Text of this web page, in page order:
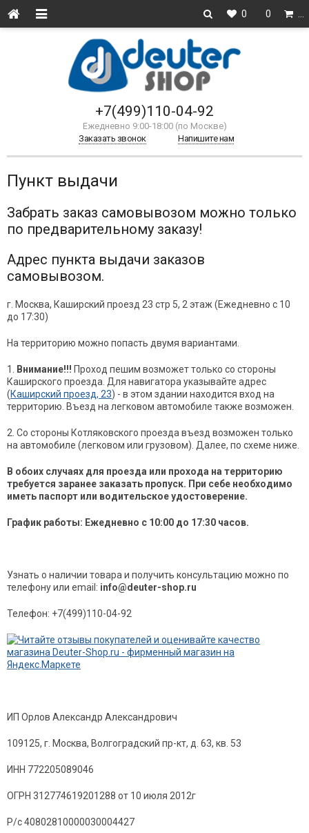
0 0
+7(499)110-04-92
Ежедневно 9:00-18:00 (по Москве)
Заказать звонок
Напишите нам
Пункт выдачи
Забрать заказ самовывозом можно только
по предварительному заказу!
Адрес пункта выдачи заказов
самовывозом.
г. Москва, Каширский проезд 23 стр 5, 2 этаж (Ежедневно с 10
до 17:30)
На территорию можно попасть двумя вариантами.
1. Внимание!!! Проход пешим возможет только со стороны
Каширского проезда. Для навигатора указывайте адрес
(Каширский проезд, 23) - в этом здании находится вход на
территорию. Въезд на легковом автомобиле также возможен.
2. Со стороны Котляковского проезда въезд возможен только
на автомобиле (легковом или грузовом). Далее, по схеме ниже.
В обоих случаях для проезда или прохода на территорию
требуется заранее заказать пропуск. При себе необходимо
иметь паспорт или водительское удостоверение.
График работы: Ежедневно с 10:00 до 17:30 часов.
Узнать о наличии товара и получить консультацию можно по
телефону или email: info@deuter-shop.ru
Телефон: +7(499)110-04-92
ИП Орлов Александр Александрович
109125, г. Москва, Волгоградский пр-кт, д. 63, кв. 53
ИНН 772205089046
ОГРН 312774619201288 от 10 июля 2012г
Р/с 40802810000030004427